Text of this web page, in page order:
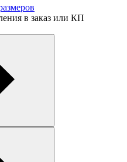
в заказ или КП